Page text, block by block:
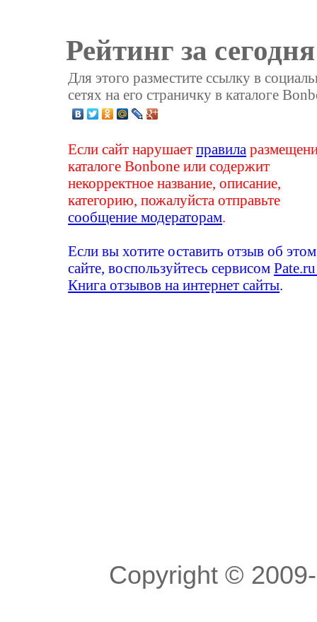
Рейтинг за
Для этого разместите ссылку в
сетях на его страничку в каталоге
Если сайт нарушаетправила
каталоге Bonbone или содержит
некорректное название, описание,
категорию, пожалуйста отправьте
сообщение модераторам
Если вы хотите оставить отзыв об этом
сайте, воспользуйтесь сервисом
Книга отзывов на интернет сайты
Copyright ©